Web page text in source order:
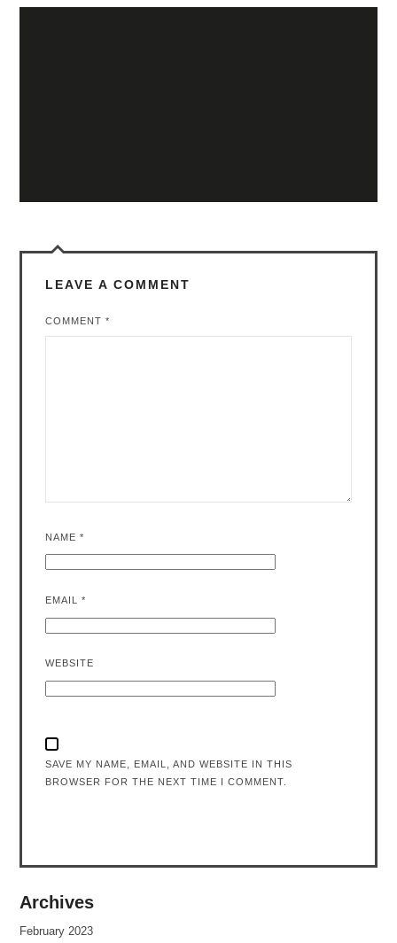
LEAVE A COMMENT
COMMENT*
NAME*
EMAIL*
WEBSITE
SAVE MY NAME, EMAIL, AND WEBSITE IN THIS
BROWSER FOR THE NEXT TIME I COMMENT.
Archives
February 2023